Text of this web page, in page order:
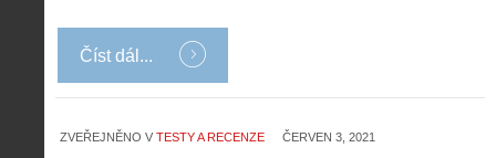
Číst dál...
ZVEŘEJNĚNO V TESTY A RECENZE ČERVEN 3, 2021